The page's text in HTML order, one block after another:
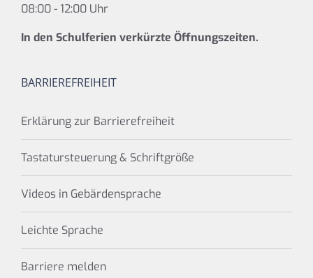
08:00 - 12:00 Uhr
In den Schulferien verkürzte Öffnungszeiten.
BARRIEREFREIHEIT
Erklärung zur Barrierefreiheit
Tastatursteuerung & Schriftgröße
Videos in Gebärdensprache
Leichte Sprache
Barriere melden